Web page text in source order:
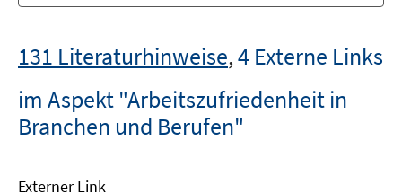
131 Literaturhinweise,4 Externe Links
im Aspekt "Arbeitszufriedenheit in
Branchen und Berufen"
Externer Link